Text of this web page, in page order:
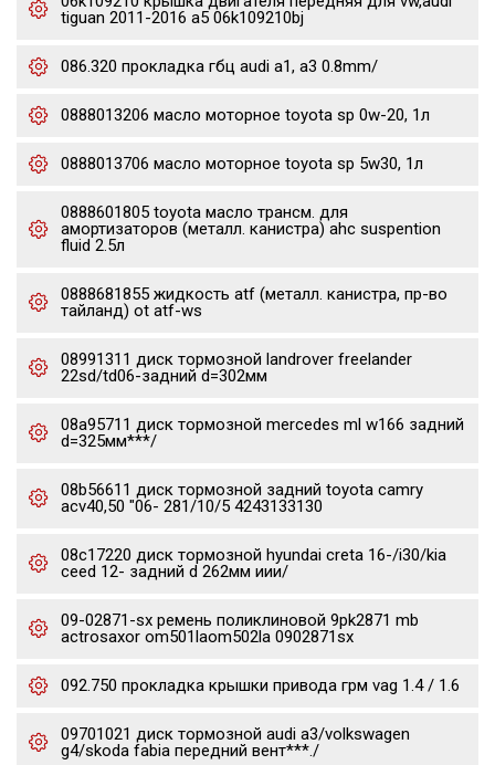
tiguan 2011-2016 a5 06k109210bj
086.320 прокладка гбц audi a1, a3 0.8mm/
0888013206 масло моторное toyota sp 0w-20, 1л
0888013706 масло моторное toyota sp 5w30, 1л
0888601805 toyota масло трансм. для
амортизаторов (металл. канистра) ahc suspention
fluid 2.5л
0888681855 жидкость atf (металл. канистра, пр-во
тайланд) ot atf-ws
08991311 диск тормозной landrover freelander
22sd/td06-задний d=302мм
08a95711 диск тормозной mercedes ml w166 задний
d=325мм***/
08b56611 диск тормозной задний toyota camry
acv40,50 "06- 281/10/5 4243133130
08c17220 диск тормозной hyundai creta 16-/i30/kia
ceed 12- задний d 262мм иии/
09-02871-sx ремень поликлиновой 9pk2871 mb
actrosaxor om501laom502la 0902871sx
092.750 прокладка крышки привода грм vag 1.4 / 1.6
09701021 диск тормозной audi a3/volkswagen
g4/skoda fabia передний вент***./